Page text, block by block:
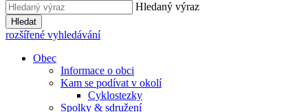
Hledaný výraz
Hledat
rozšířené vyhledávání
Obec
Informace o obci
Kam se podívat v okolí
Cyklostezky
Spolky & sdružení